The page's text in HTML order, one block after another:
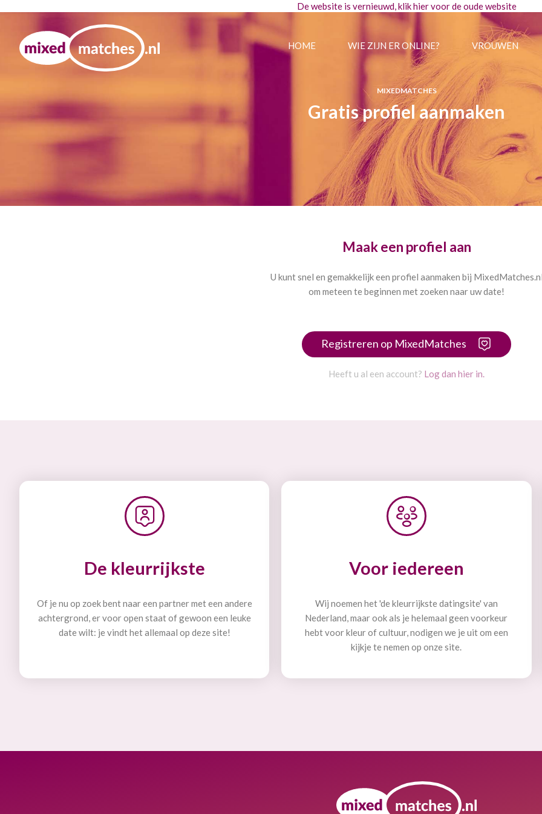
De website is vernieuwd, klikhiervoor de oude website
HOME WIE ZIJN ER ONLINE? VROUWEN
MIXEDMATCHES
Gratis profiel aanmaken
Maak een profiel aan
U kunt snel en gemakkelijk een profiel aanmaken bij
om meteen te beginnen met zoeken naar uw date!
Registreren op MixedMatches
Heeft u al een account? Log dan hier in.
De kleurrijkste
Of je nu op zoek bent naar een partner met een andere
achtergrond, er voor open staat of gewoon een leuke
date wilt: je vindt het allemaal op deze site!
Voor iedereen
Wij noemen het 'de kleurrijkste datingsite' van
Nederland, maar ook als je helemaal geen voorkeur
hebt voor kleur of cultuur, nodigen we je uit om een
kijkje te nemen op onze site.